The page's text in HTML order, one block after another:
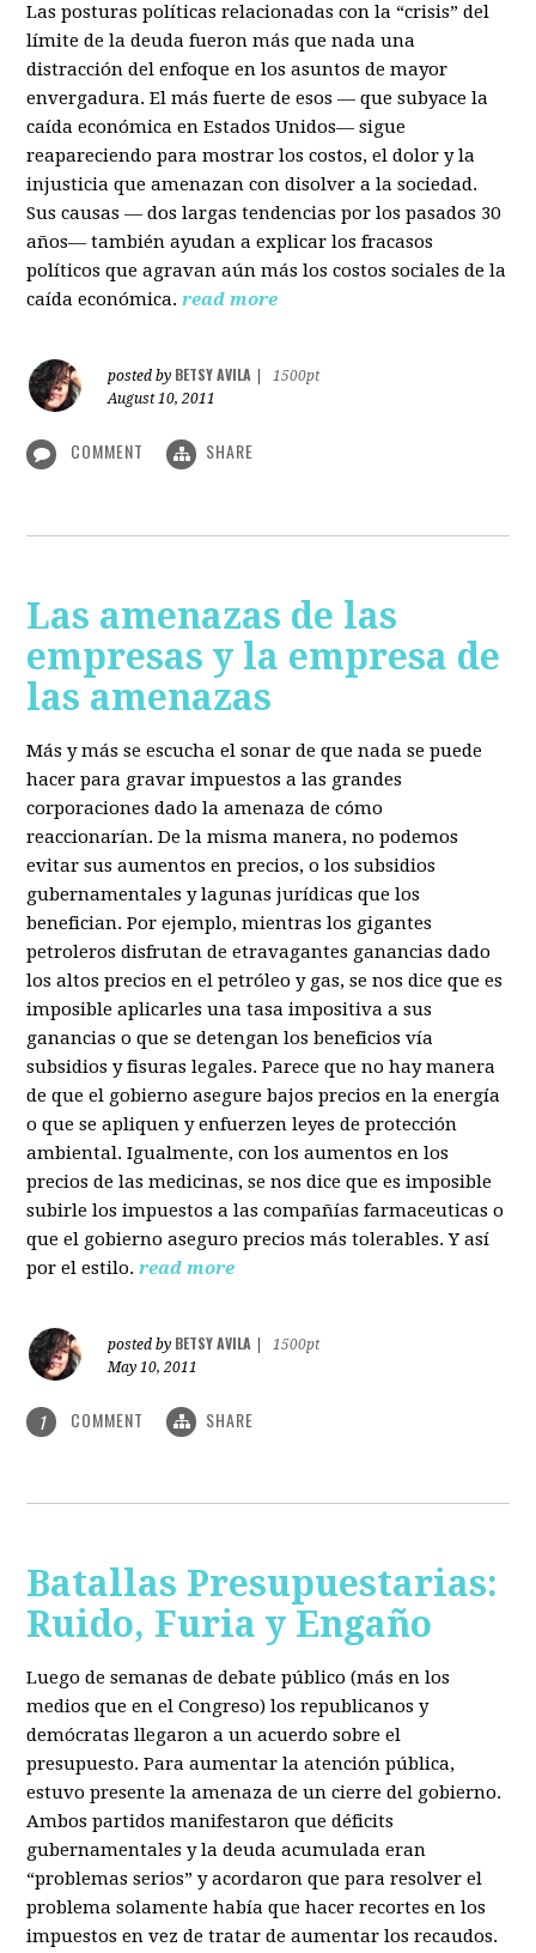
Las posturas políticas relacionadas con la “crisis” del
límite de la deuda fueron más que nada una
distracción del enfoque en los asuntos de mayor
envergadura. El más fuerte de esos — que subyace la
caída económica en Estados Unidos— sigue
reapareciendo para mostrar los costos, el dolor y la
injusticia que amenazan con disolver a la sociedad.
Sus causas — dos largas tendencias por los pasados 30
años— también ayudan a explicar los fracasos
políticos que agravan aún más los costos sociales de la
caída económica. read more
posted by BETSY AVILA
1500pt
August 10, 2011
COMMENT SHARE
Las amenazas de las
empresas y la empresa de
las amenazas
Más y más se escucha el sonar de que nada se puede
hacer para gravar impuestos a las grandes
corporaciones dado la amenaza de cómo
reaccionarían. De la misma manera, no podemos
evitar sus aumentos en precios, o los subsidios
gubernamentales y lagunas jurídicas que los
benefician. Por ejemplo, mientras los gigantes
petroleros disfrutan de etravagantes ganancias dado
los altos precios en el petróleo y gas, se nos dice que es
imposible aplicarles una tasa impositiva a sus
ganancias o que se detengan los beneficios vía
subsidios y fisuras legales. Parece que no hay manera
de que el gobierno asegure bajos precios en la energía
o que se apliquen y enfuerzen leyes de protección
ambiental. Igualmente, con los aumentos en los
precios de las medicinas, se nos dice que es imposible
subirle los impuestos a las compañías farmaceuticas o
que el gobierno aseguro precios más tolerables. Y así
por el estilo. read more
posted by BETSY AVILA
1500pt
May 10, 2011
1 COMMENT SHARE
Batallas Presupuestarias:
Ruido, Furia y Engaño
Luego de semanas de debate público (más en los
medios que en el Congreso) los republicanos y
demócratas llegaron a un acuerdo sobre el
presupuesto. Para aumentar la atención pública,
estuvo presente la amenaza de un cierre del gobierno.
Ambos partidos manifestaron que déficits
gubernamentales y la deuda acumulada eran
“problemas serios” y acordaron que para resolver el
problema solamente había que hacer recortes en los
impuestos en vez de tratar de aumentar los recaudos.